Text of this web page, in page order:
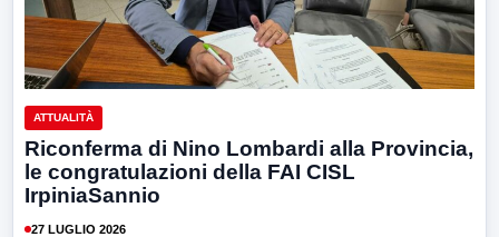
ATTUALITÀ
Riconferma di Nino Lombardi alla Provincia,
le congratulazioni della FAI CISL
IrpiniaSannio
27 LUGLIO 2026